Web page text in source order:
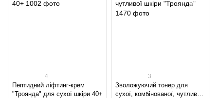
4
Пептидний ліфтинг-крем
"Троянда" для сухої шкіри 40+
3
Зволожуючий тонер для
сухої, комбінованої, чутливої